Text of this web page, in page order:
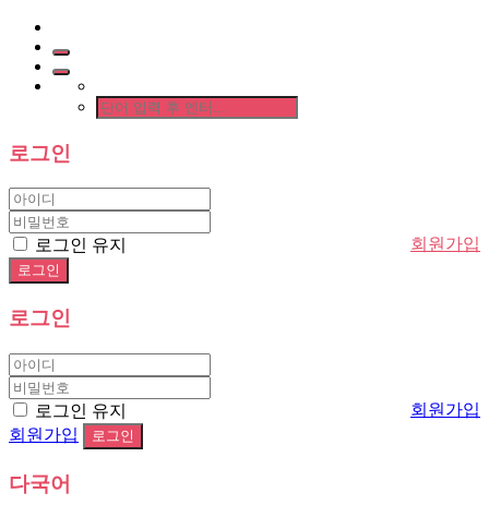
로그인
로그인 유지 회원가입
로그인
회원가입
로그인 유지
회원가입
다국어